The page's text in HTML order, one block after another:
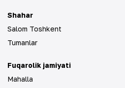
Shahar
Salom Toshkent
Tumanlar
Fuqarolik jamiyati
Mahalla